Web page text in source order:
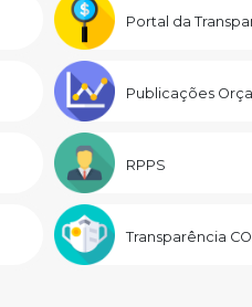
Portal da
Publicações
RPPS
Transparência